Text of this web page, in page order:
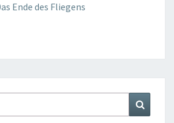
Ende des Fliegens